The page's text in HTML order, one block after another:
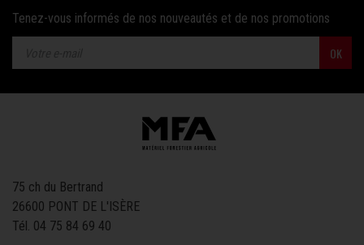
Tenez-vous informés de nos nouveautés et de nos promotions
OK
75 ch du Bertrand
26600 PONT DE L'ISÈRE
Tél. 04 75 84 69 40